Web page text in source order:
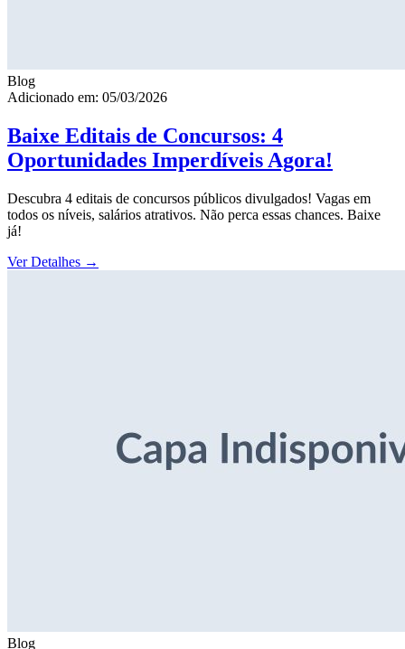
Blog
Adicionado em: 05/03/2026
Baixe Editais de Concursos: 4
Oportunidades Imperdíveis Agora!
Descubra 4 editais de concursos públicos divulgados! Vagas em
todos os níveis, salários atrativos. Não perca essas chances. Baixe
já!
Ver Detalhes →
Blog